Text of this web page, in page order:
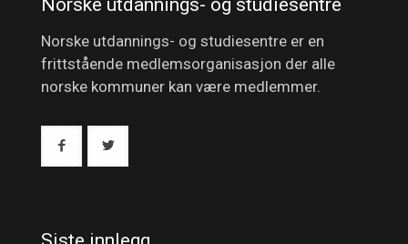
Norske utdannings- og studiesentre
Norske utdannings- og studiesentre er en
frittstående medlemsorganisasjon der alle
norske kommuner kan være medlemmer.